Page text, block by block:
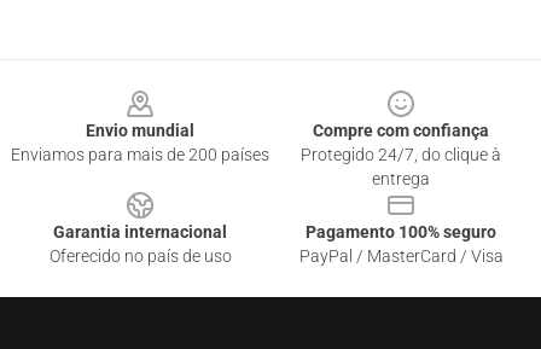
Envio mundial
Enviamos para mais de 200 países
Compre com confiança
Protegido 24/7, do clique à
entrega
Garantia internacional
Oferecido no país de uso
Pagamento 100% seguro
PayPal / MasterCard / Visa